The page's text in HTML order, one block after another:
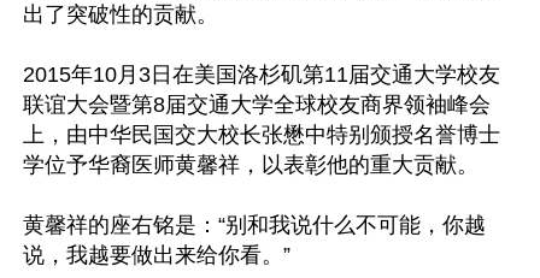
出了突破性的贡献。
2015年10月3日在美国洛杉矶第11届交通大学校友
联谊大会暨第8届交通大学全球校友商界领袖峰会
上，由中华民国交大校长张懋中特别颁授名誉博士
学位予华裔医师黄馨祥，以表彰他的重大贡献。
黄馨祥的座右铭是：“别和我说什么不可能，你越
说，我越要做出来给你看。”